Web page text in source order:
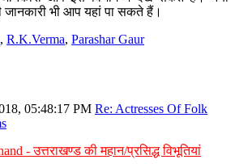
जानकारी भी आप यहां पा सकते हैं।
, R.K.Verma, Parashar Gaur
05:48:17 PM Re: Actresses Of Folk
- उत्तराखण्ड की महान/प्रसिद्ध विभूतियां